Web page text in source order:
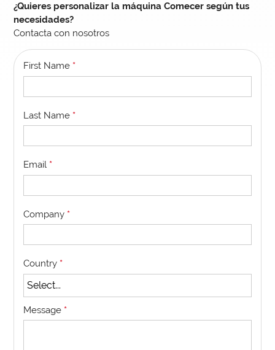
¿Quieres personalizar la máquina Comecer según tus
necesidades?
Contacta con nosotros
First Name *
Last Name *
Email *
Company *
Country *
Message *